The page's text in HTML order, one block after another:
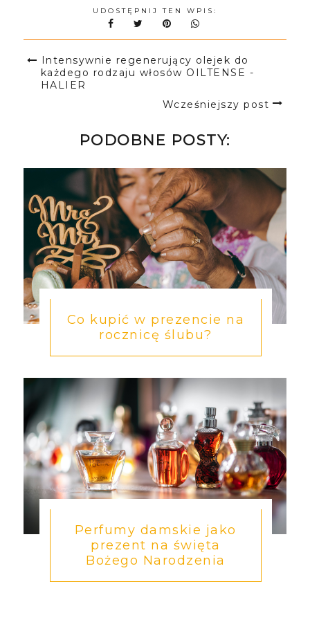
UDOSTĘPNIJ TEN WPIS:
Intensywnie regenerujący olejek do
każdego rodzaju włosów OILTENSE -
HALIER
Wcześniejszy post
PODOBNE POSTY:
Co kupić w prezencie na
rocznicę ślubu?
Perfumy damskie jako
prezent na święta
Bożego Narodzenia